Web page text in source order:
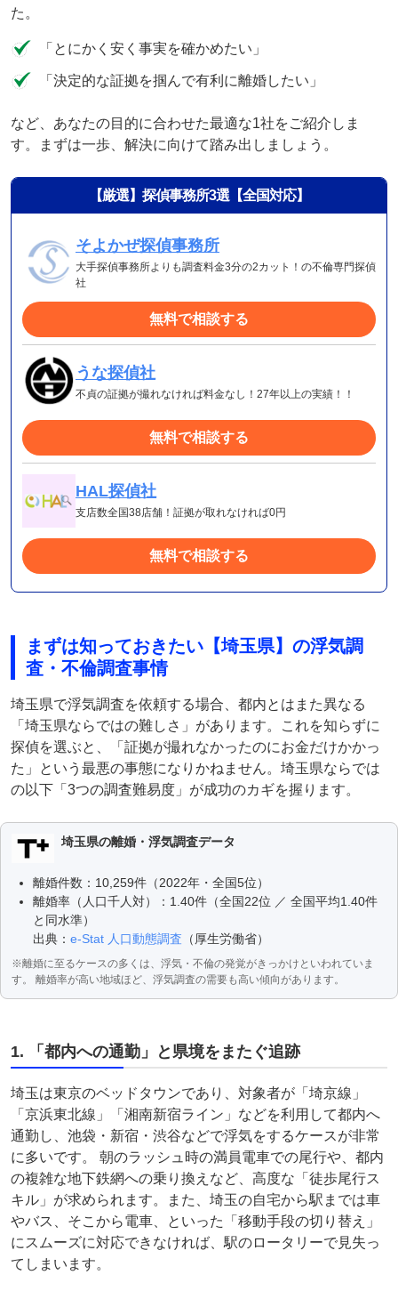
た。
「とにかく安く事実を確かめたい」
「決定的な証拠を掴んで有利に離婚したい」
など、あなたの目的に合わせた最適な1社をご紹介しま
す。まずは一歩、解決に向けて踏み出しましょう。
【厳選】探偵事務所3選【全国対応】
そよかぜ探偵事務所
大手探偵事務所よりも調査料金3分の2カット！の不倫専門探偵
社
無料で相談する
うな探偵社
不貞の証拠が撮れなければ料金なし！27年以上の実績！！
無料で相談する
HAL探偵社
支店数全国38店舗！証拠が取れなければ0円
無料で相談する
まずは知っておきたい【埼玉県】の浮気調
査・不倫調査事情
埼玉県で浮気調査を依頼する場合、都内とはまた異なる
「埼玉県ならではの難しさ」があります。これを知らずに
探偵を選ぶと、「証拠が撮れなかったのにお金だけかかっ
た」という最悪の事態になりかねません。埼玉県ならでは
の以下「3つの調査難易度」が成功のカギを握ります。
埼玉県の離婚・浮気調査データ
離婚件数：10,259件（2022年・全国5位）
離婚率（人口千人対）：1.40件（全国22位 ／ 全国平均1.40件
と同水準）
出典： e-Stat 人口動態調査 （厚生労働省）
※離婚に至るケースの多くは、浮気・不倫の発覚がきっかけといわれていま
す。 離婚率が高い地域ほど、浮気調査の需要も高い傾向があります。
1. 「都内への通勤」と県境をまたぐ追跡
埼玉は東京のベッドタウンであり、対象者が「埼京線」
「京浜東北線」「湘南新宿ライン」などを利用して都内へ
通勤し、池袋・新宿・渋谷などで浮気をするケースが非常
に多いです。 朝のラッシュ時の満員電車での尾行や、都内
の複雑な地下鉄網への乗り換えなど、高度な「徒歩尾行ス
キル」が求められます。また、埼玉の自宅から駅までは車
やバス、そこから電車、といった「移動手段の切り替え」
にスムーズに対応できなければ、駅のロータリーで見失っ
てしまいます。